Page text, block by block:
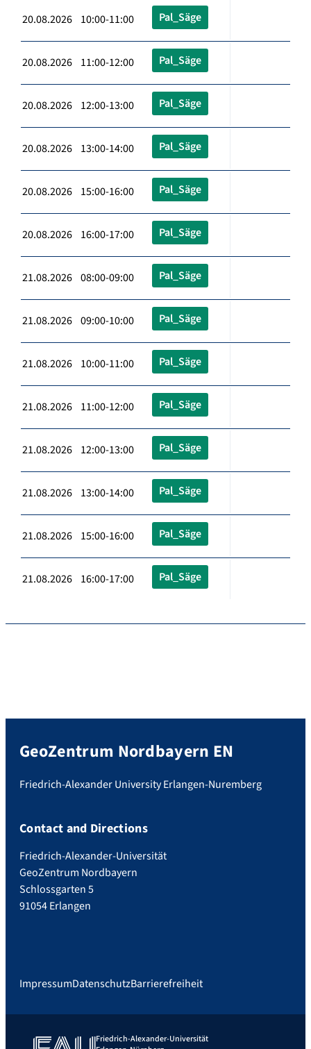
20.08.2026 10:00-11:00 Pal_Säge
20.08.2026 11:00-12:00 Pal_Säge
20.08.2026 12:00-13:00 Pal_Säge
20.08.2026 13:00-14:00 Pal_Säge
20.08.2026 15:00-16:00 Pal_Säge
20.08.2026 16:00-17:00 Pal_Säge
21.08.2026 08:00-09:00 Pal_Säge
21.08.2026 09:00-10:00 Pal_Säge
21.08.2026 10:00-11:00 Pal_Säge
21.08.2026 11:00-12:00 Pal_Säge
21.08.2026 12:00-13:00 Pal_Säge
21.08.2026 13:00-14:00 Pal_Säge
21.08.2026 15:00-16:00 Pal_Säge
21.08.2026 16:00-17:00 Pal_Säge
GeoZentrum Nordbayern EN
Friedrich-Alexander University Erlangen-Nuremberg
Contact and Directions
Friedrich-Alexander-Universität
GeoZentrum Nordbayern
Schlossgarten 5
91054 Erlangen
ImpressumDatenschutzBarrierefreiheit
Friedrich-Alexander-Universität